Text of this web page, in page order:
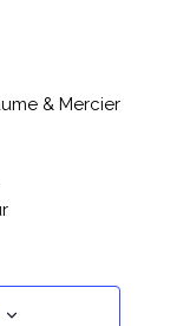
& Mercier